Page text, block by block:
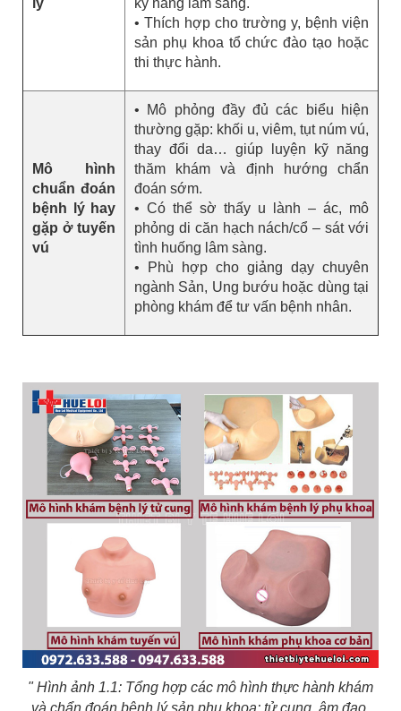
lý
kỹ năng lâm sàng.
• Thích hợp cho trường y, bệnh viện
sản phụ khoa tổ chức đào tạo hoặc
thi thực hành.
Mô hình
chuẩn đoán
bệnh lý hay
gặp ở tuyến
vú
• Mô phỏng đầy đủ các biểu hiện
thường gặp: khối u, viêm, tụt núm vú,
thay đổi da… giúp luyện kỹ năng
thăm khám và định hướng chẩn
đoán sớm.
• Có thể sờ thấy u lành – ác, mô
phỏng di căn hạch nách/cổ – sát với
tình huống lâm sàng.
• Phù hợp cho giảng dạy chuyên
ngành Sản, Ung bướu hoặc dùng tại
phòng khám để tư vấn bệnh nhân.
" Hình ảnh 1.1: Tổng hợp các mô hình thực hành khám
và chẩn đoán bệnh lý sản phụ khoa: tử cung, âm đạo,